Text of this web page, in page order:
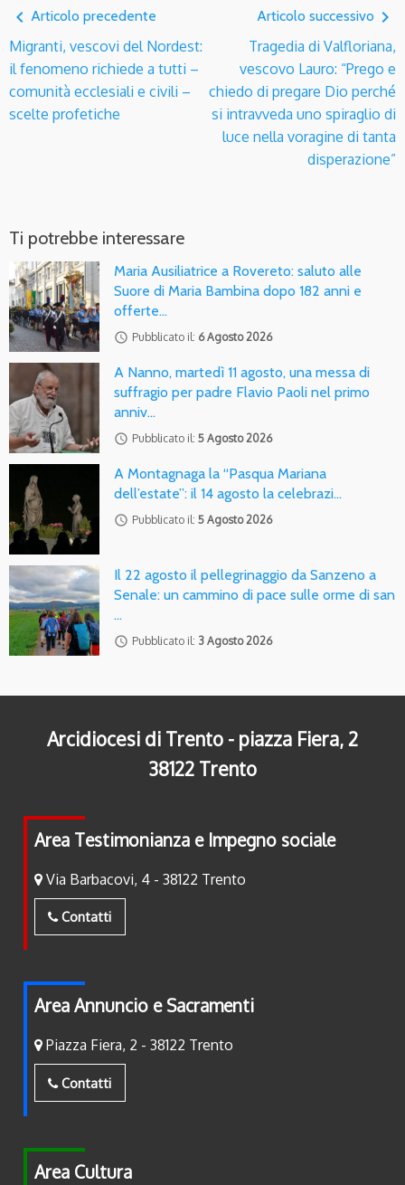
navigate_before Articolo precedente
Migranti, vescovi del Nordest:
il fenomeno richiede a tutti –
comunità ecclesiali e civili –
scelte profetiche
Articolo successivo navigate_next
Tragedia di Valfloriana,
vescovo Lauro: “Prego e
chiedo di pregare Dio perché
si intravveda uno spiraglio di
luce nella voragine di tanta
disperazione”
Ti potrebbe interessare
Maria Ausiliatrice a Rovereto: saluto alle
Suore di Maria Bambina dopo 182 anni e
offerte…
access_time Pubblicato il: 6 Agosto 2026
A Nanno, martedì 11 agosto, una messa di
suffragio per padre Flavio Paoli nel primo
anniv…
access_time Pubblicato il: 5 Agosto 2026
A Montagnaga la “Pasqua Mariana
dell’estate”: il 14 agosto la celebrazi…
access_time Pubblicato il: 5 Agosto 2026
Il 22 agosto il pellegrinaggio da Sanzeno a
Senale: un cammino di pace sulle orme di san
…
access_time Pubblicato il: 3 Agosto 2026
Arcidiocesi di Trento - piazza Fiera, 2
38122 Trento
Area Testimonianza e Impegno sociale
Via Barbacovi, 4 - 38122 Trento
Contatti
Area Annuncio e Sacramenti
Piazza Fiera, 2 - 38122 Trento
Contatti
Area Cultura